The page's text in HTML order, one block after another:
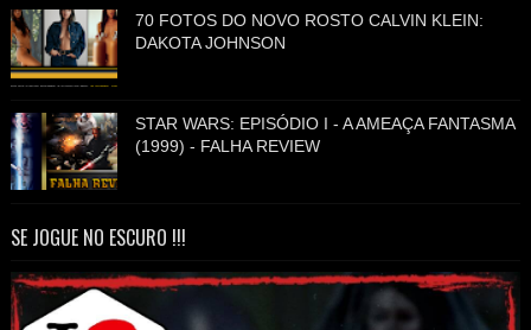
70 FOTOS DO NOVO ROSTO CALVIN KLEIN:
DAKOTA JOHNSON
STAR WARS: EPISÓDIO I - A AMEAÇA FANTASMA
(1999) - FALHA REVIEW
SE JOGUE NO ESCURO !!!